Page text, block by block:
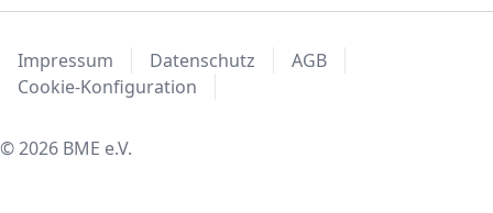
Impressum Datenschutz
AGB
Cookie-Konfiguration
© 2026 BME e.V.